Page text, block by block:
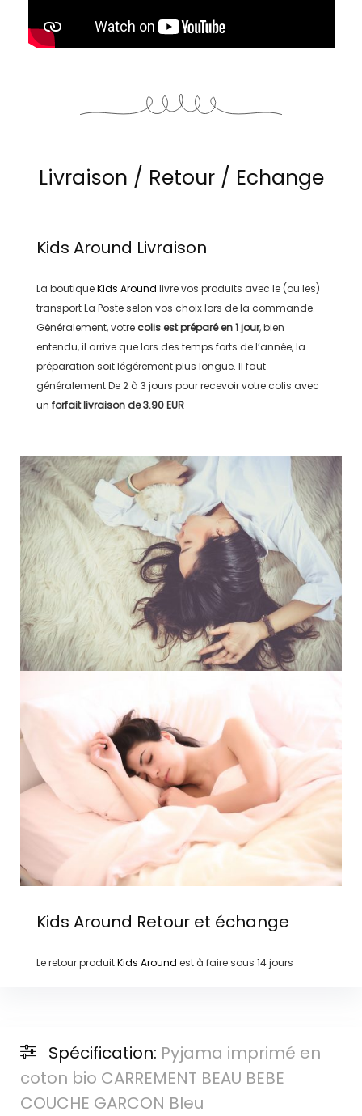
Livraison / Retour / Echange
Kids Around Livraison
La boutiqueKids Around livre vos produits avec le (ou les)
transportLa Posteselon vos choix lors de la commande.
Généralement, votre colis est préparé en1 jour, bien
entendu, il arrive que lors des temps forts de l’année, la
préparation soit légérement plus longue. Il faut
généralementDe 2 à 3 jours pour recevoir votre colis avec
un forfait livraison de3.90 EUR
Kids Around Retour et échange
Le retour produitKids Around est à faire sous 14 jours
Spécification: Pyjama imprimé en
coton bio CARREMENT BEAU BEBE
COUCHE GARCON Bleu